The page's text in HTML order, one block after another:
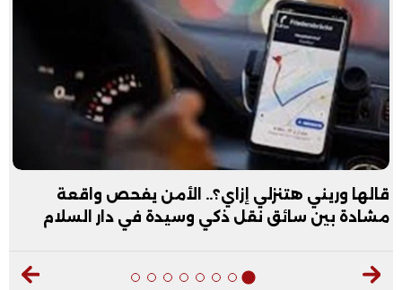
عبد الله الأول علمي علوم: نفسي أكون طبيب عظام|
فيديو